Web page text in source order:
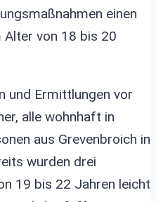
einen
von 18 bis 20
und Ermittlungen vor
alle wohnhaft in
aus Grevenbroich in
wurden drei
19 bis 22 Jahren leicht